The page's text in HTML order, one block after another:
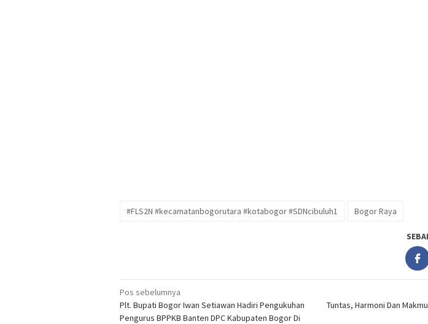
#FLS2N #kecamatanbogorutara #kotabogor #SDNcibuluh1 Bogor Raya
Navigasi
pos
Pos sebelumnya
Plt. Bupati Bogor Iwan Setiawan Hadiri Pengukuhan
Pengurus BPPKB Banten DPC Kabupaten Bogor Di
Tuntas, Harmoni Dan